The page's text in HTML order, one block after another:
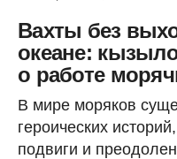
Вахты без
океане:
о работе
В мире моряков
героических
подвиги и